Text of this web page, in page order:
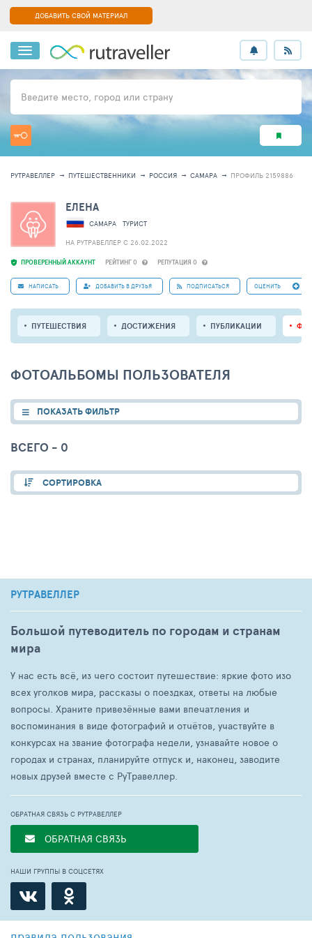
ДОБАВИТЬ СВОЙ МАТЕРИАЛ
Введите место, город или страну
РУТРАВЕЛЛЕР ПУТЕШЕСТВЕННИКИ РОССИЯ САМАРА ПРОФИЛЬ 2159886
ПРОВЕРЕННЫЙ АККАУНТ РЕЙТИНГ 0 РЕПУТАЦИЯ 0
ЕЛЕНА
САМАРА
ТУРИСТ
НА РУТРАВЕЛЛЕР C 26.02.2022
НАПИСАТЬ ДОБАВИТЬ В ДРУЗЬЯ ПОДПИСАТЬСЯ ОЦЕНИТЬ
ПУТЕШЕСТВИЯ ДОСТИЖЕНИЯ ПУБЛИКАЦИИ
ФОТОАЛЬБОМЫ ПОЛЬЗОВАТЕЛЯ
ПОКАЗАТЬ ФИЛЬТР
ВСЕГО - 0
СОРТИРОВКА
РУТРАВЕЛЛЕР
Большой путеводитель по городам и странам
мира
У нас есть всё, из чего состоит путешествие: яркие фото изо
всех уголков мира, рассказы о поездках, ответы на любые
вопросы. Храните привезённые вами впечатления и
воспоминания в виде фотографий и отчётов, участвуйте в
конкурсах на звание фотографа недели, узнавайте новое о
городах и странах, планируйте отпуск и, наконец, заводите
новых друзей вместе с РуТравеллер.
ОБРАТНАЯ СВЯЗЬ С РУТРАВЕЛЛЕР
ОБРАТНАЯ СВЯЗЬ
НАШИ ГРУППЫ В СОЦСЕТЯХ